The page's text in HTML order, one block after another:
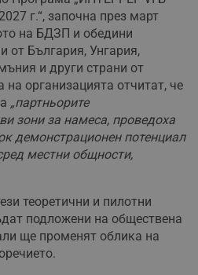
г.“, започна през март
на БДЗП и обедини
от България, Унгария,
и други страни от
на организацията отчитат, че
„партньорите
зони за намеса, проведоха
демонстрационен потенциал
местни общности,
теоретични и пилотни
подложени на обществена
ще променят облика на